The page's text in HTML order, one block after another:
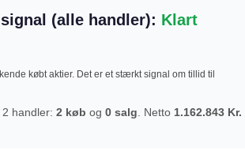
(alle handler): Klart
købt aktier. Det er et stærkt signal om tillid til
handler: 2 køb og 0 salg. Netto 1.162.843 Kr.